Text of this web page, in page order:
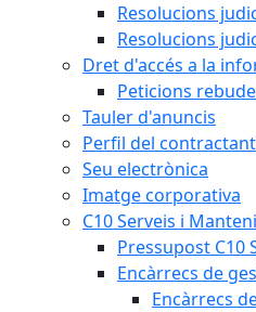
Resolucions
Resolucions
Dret d'accés a la
Peticions
Tauler d'anuncis
Perfil del contractant
Seu electrònica
Imatge corporativa
C10 Serveis i
Pressupost C10
Encàrrecs de
Encàrrecs